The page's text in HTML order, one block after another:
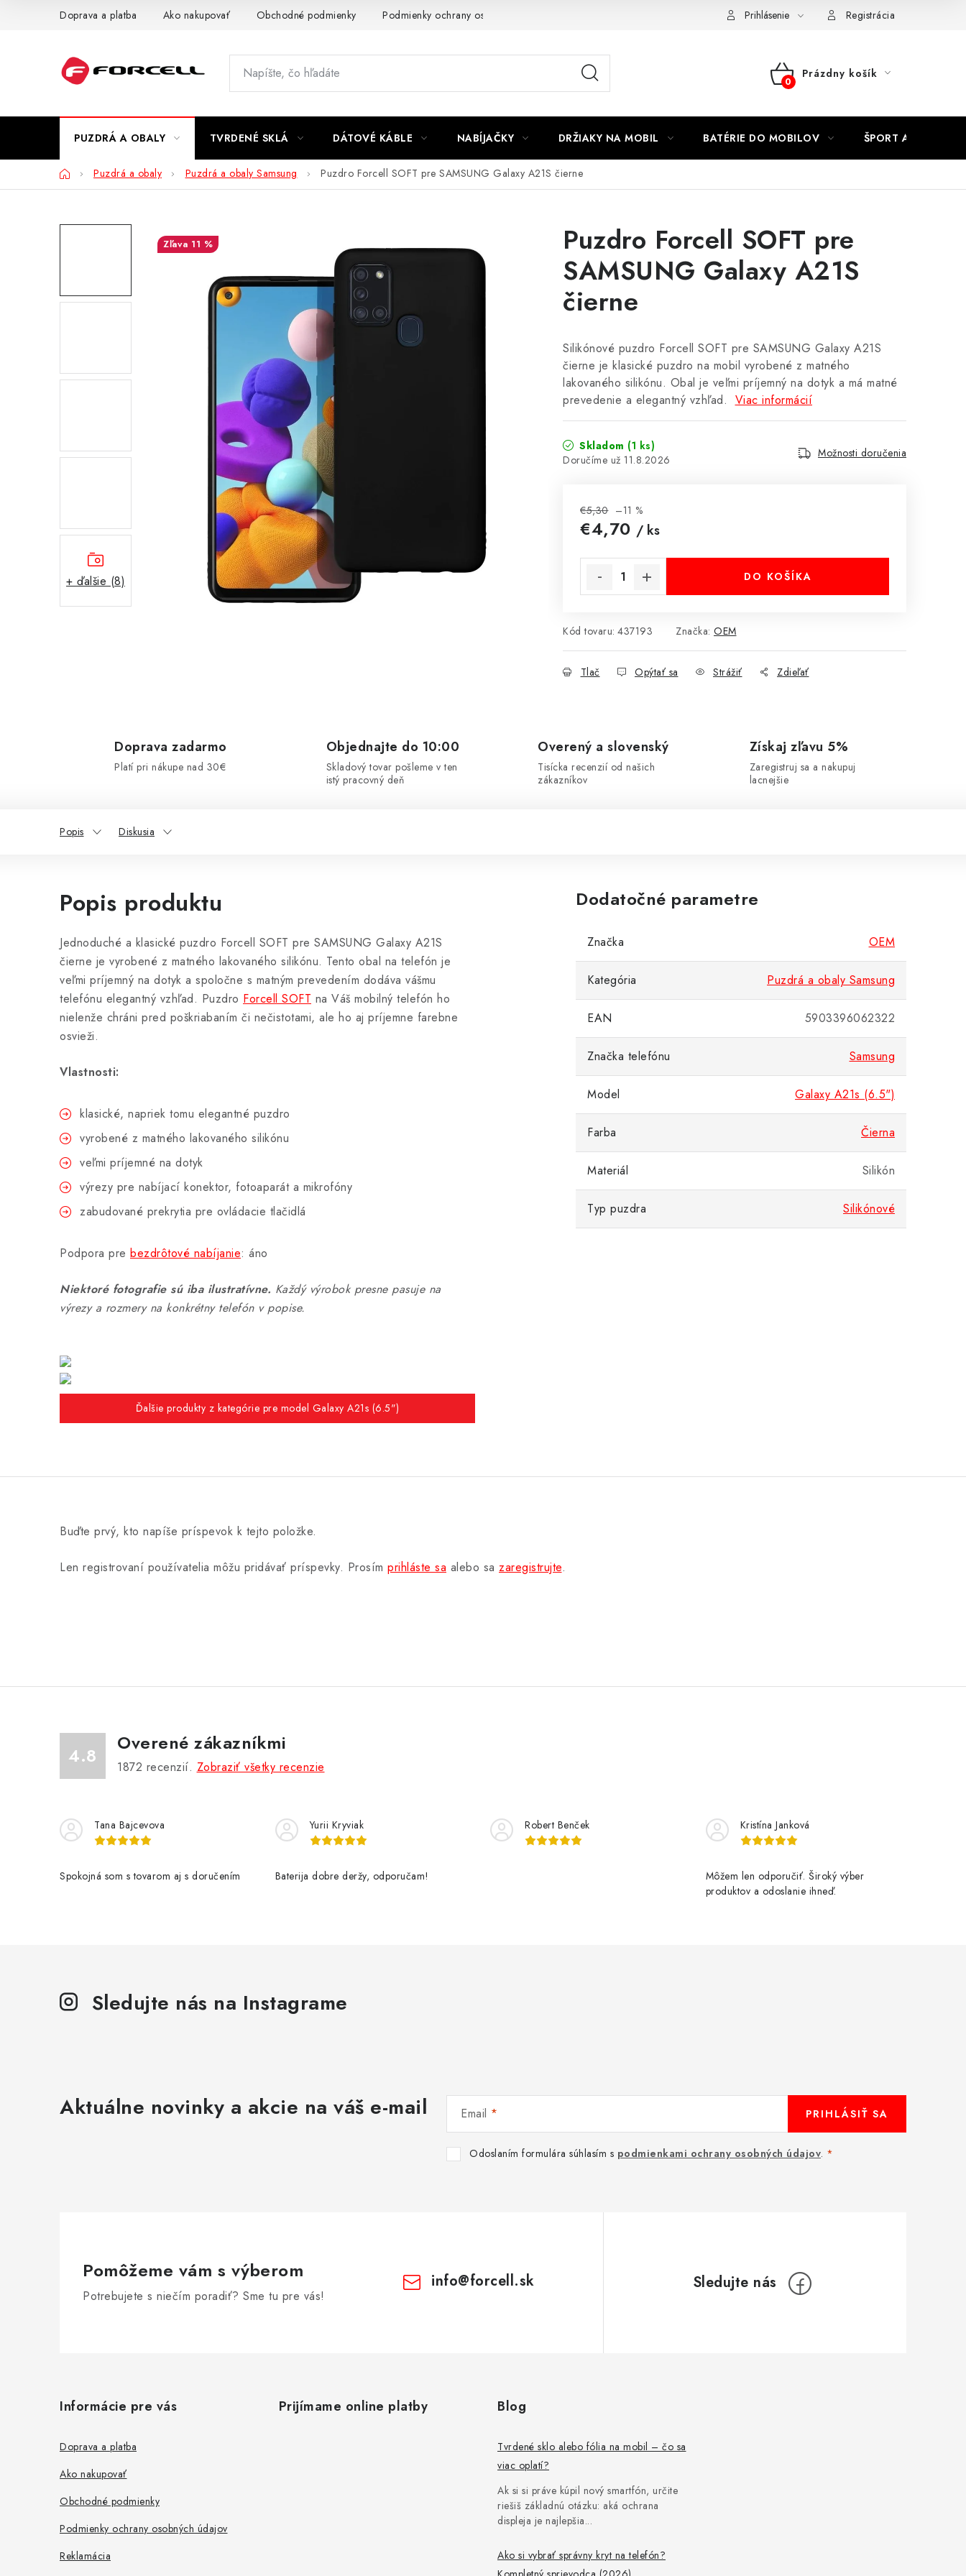
Doprava a platba Ako nakupovať Obchodné podmienky Podmienky ochrany osobných údajov Prihlásenie Registrácia
NÁKUPNÝ
Prázdny košík
PUZDRÁ A OBALY TVRDENÉ SKLÁ DÁTOVÉ KÁBLE NABÍJAČKY DRŽIAKY NA MOBIL BATÉRIE DO MOBILOV ŠPORT A HOBBY
DomovPuzdrá a obaly Puzdrá a obaly Samsung Puzdro Forcell SOFT pre SAMSUNG Galaxy A21S čierne
+ ďalšie (8)
Puzdro Forcell SOFT pre
SAMSUNG Galaxy A21S
čierne
Silikónové puzdro Forcell SOFT pre SAMSUNG Galaxy A21S
čierne je klasické puzdro na mobil vyrobené z matného
lakovaného silikónu. Obal je veľmi príjemný na dotyk a má matné
prevedenie a elegantný vzhľad. Viac informácií
Skladom (1 ks)
11.8.2026
Možnosti doručenia
€5,30 –11 %
€4,70 / ks
DO KOŠÍKA
Kód tovaru: 437193 Značka: OEM
Tlač Opýtať sa Strážiť Zdieľať
11 %
Doprava zadarmo
Platí pri nákupe nad 30€
Objednajte do 10:00
Skladový tovar pošleme v ten
istý pracovný deň
Overený a slovenský
Tisícka recenzií od našich
zákazníkov
Získaj zľavu 5%
Zaregistruj sa a nakupuj
lacnejšie
Popis Diskusia
Popis produktu
Jednoduché a klasické puzdro Forcell SOFT pre SAMSUNG Galaxy A21S
čierne je vyrobené z matného lakovaného silikónu. Tento obal na telefón je
veľmi príjemný na dotyk a spoločne s matným prevedením dodáva vášmu
telefónu elegantný vzhľad. Puzdro Forcell SOFT na Váš mobilný telefón ho
nielenže chráni pred poškriabaním či nečistotami, ale ho aj príjemne farebne
osvieži.
Vlastnosti:
klasické, napriek tomu elegantné puzdro
vyrobené z matného lakovaného silikónu
veľmi príjemné na dotyk
výrezy pre nabíjací konektor, fotoaparát a mikrofóny
zabudované prekrytia pre ovládacie tlačidlá
Podpora pre bezdrôtové nabíjanie: áno
Niektoré fotografie sú iba ilustratívne. Každý výrobok presne pasuje na
výrezy a rozmery na konkrétny telefón v popise.
Ďalšie produkty z kategórie pre model Galaxy A21s (6.5")
Dodatočné parametre
Značka OEM
Kategória Puzdrá a obaly Samsung
EAN 5903396062322
Značka telefónu Samsung
Model Galaxy A21s (6.5")
Farba Čierna
Materiál Silikón
Typ puzdra Silikónové
Buďte prvý, kto napíše príspevok k tejto položke.
Len registrovaní používatelia môžu pridávať príspevky. Prosím prihláste sa alebo sa zaregistrujte.
4.8
Overené zákazníkmi
1872 recenzií. Zobraziť všetky recenzie
Tana Bajcevova
Spokojná som s tovarom aj s doručením
Yurii Kryviak
Baterija dobre deržy, odporučam!
Robert Benček Kristína Janková
Môžem len odporučiť. Široký výber
produktov a odoslanie ihneď.
Sledujte nás na Instagrame
Aktuálne novinky a akcie na váš e-mail Email
Odoslaním formulára súhlasím s podmienkami ochrany osobných údajov.
PRIHLÁSIŤ SA
Pomôžeme vám s výberom
Potrebujete s niečím poradiť? Sme tu pre vás!
info@forcell.sk
Informácie pre vás
Doprava a platba
Ako nakupovať
Obchodné podmienky
Podmienky ochrany osobných údajov
Reklamácia
Prijímame online platby Blog
Tvrdené sklo alebo fólia na mobil – čo sa
viac oplatí?
Ak si si práve kúpil nový smartfón, určite
riešiš základnú otázku: aká ochrana
displeja je najlepšia...
Ako si vybrať správny kryt na telefón?